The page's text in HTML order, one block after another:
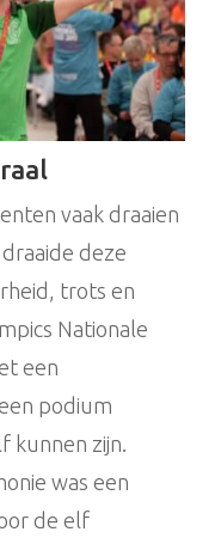
vaak draaien
deze
trots en
Nationale
een
podium
kunnen zijn.
was een
de elf